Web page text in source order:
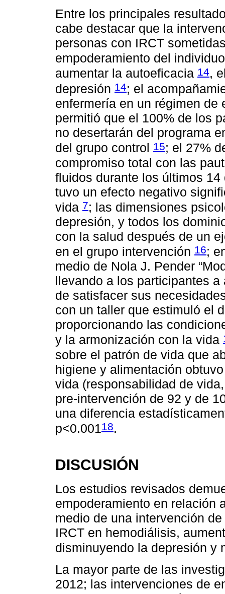
Entre los principales
cabe destacar que la
personas con IRCT
empoderamiento del
aumentar la autoeficacia 14,
depresión 14; el
enfermería en un régimen
permitió que el 100% de los
no desertarán del programa
del grupo control 15; el 27%
compromiso total con las
fluidos durante los últimos
tuvo un efecto negativo
vida 7; las dimensiones
depresión, y todos los
con la salud después de un
en el grupo intervención 16;
medio de Nola J. Pender
llevando a los participantes
de satisfacer sus
con un taller que estimuló el
proporcionando las
y la armonización con la vida
sobre el patrón de vida que
higiene y alimentación
vida (responsabilidad de
pre-intervención de 92 y de
una diferencia
p<0.00118.
DISCUSIÓN
Los estudios revisados
empoderamiento en relación
medio de una intervención
IRCT en hemodiálisis,
disminuyendo la depresión
La mayor parte de las
2012; las intervenciones de